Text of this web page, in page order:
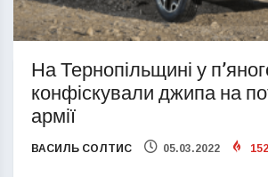
На Тернопільщині у
конфіскували джипа на
армії
ВАСИЛЬ СОЛТИС 05.03.2022